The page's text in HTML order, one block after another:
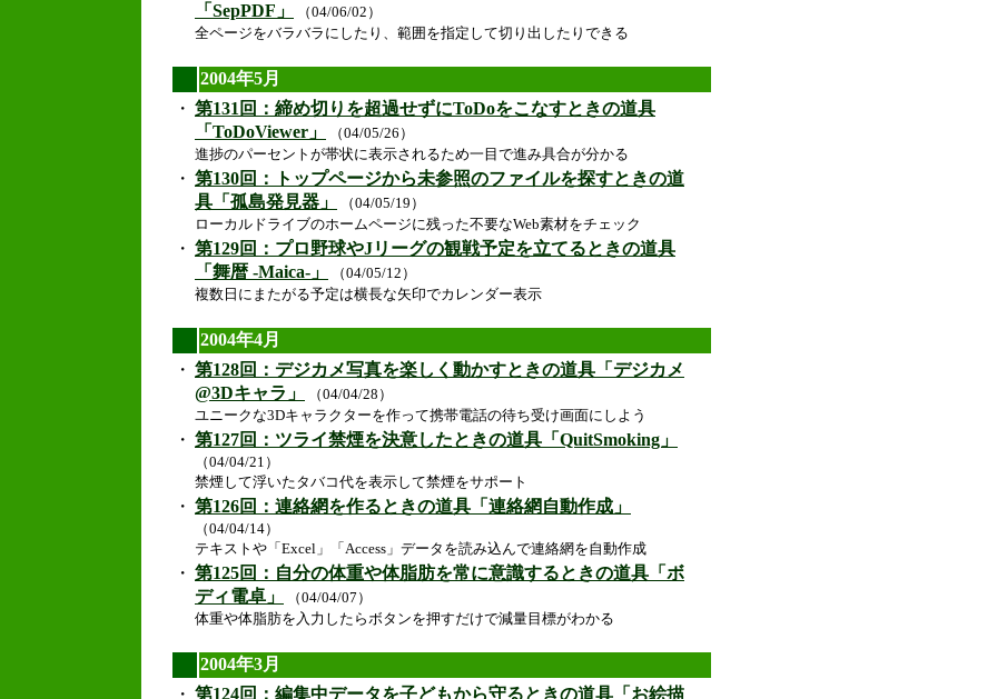
「SepPDF」
（04/06/02）
全ページをバラバラにしたり、範囲を指定して切り出したりできる
2004年5月
・ 第131回：締め切りを超過せずにToDoをこなすときの道具
「ToDoViewer」
（04/05/26）
進捗のパーセントが帯状に表示されるため一目で進み具合が分かる
・ 第130回：トップページから未参照のファイルを探すときの道
具「孤島発見器」
（04/05/19）
ローカルドライブのホームページに残った不要なWeb素材をチェック
・ 第129回：プロ野球やJリーグの観戦予定を立てるときの道具
「舞暦 -Maica-」
（04/05/12）
複数日にまたがる予定は横長な矢印でカレンダー表示
2004年4月
・ 第128回：デジカメ写真を楽しく動かすときの道具「デジカメ
@3Dキャラ」
（04/04/28）
ユニークな3Dキャラクターを作って携帯電話の待ち受け画面にしよう
・ 第127回：ツライ禁煙を決意したときの道具「QuitSmoking」
（04/04/21）
禁煙して浮いたタバコ代を表示して禁煙をサポート
・ 第126回：連絡網を作るときの道具「連絡網自動作成」
（04/04/14）
テキストや「Excel」「Access」データを読み込んで連絡網を自動作成
・ 第125回：自分の体重や体脂肪を常に意識するときの道具「ボ
ディ電卓」
（04/04/07）
体重や体脂肪を入力したらボタンを押すだけで減量目標がわかる
2004年3月
・ 第124回：編集中データを子どもから守るときの道具「お絵描